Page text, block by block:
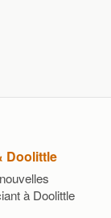
Doolittle
à Doolittle